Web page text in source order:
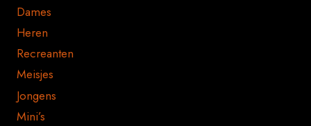
Dames
Heren
Recreanten
Meisjes
Jongens
Mini’s